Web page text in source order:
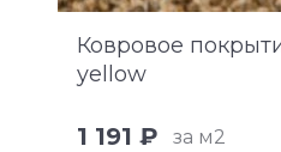
Ковровое
yellow
1 191 ₽ за м2